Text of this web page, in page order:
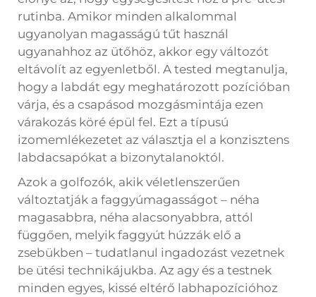
rutinba. Amikor minden alkalommal
ugyanolyan magasságú tűt használ
ugyanahhoz az ütőhöz, akkor egy változót
eltávolít az egyenletből. A tested megtanulja,
hogy a labdát egy meghatározott pozícióban
várja, és a csapásod mozgásmintája ezen
várakozás köré épül fel. Ezt a típusú
izomemlékezetet az választja el a konzisztens
labdacsapókat a bizonytalanoktól.
Azok a golfozók, akik véletlenszerűen
változtatják a faggyúmagasságot – néha
magasabbra, néha alacsonyabbra, attól
függően, melyik faggyút húzzák elő a
zsebükben – tudatlanul ingadozást vezetnek
be ütési technikájukba. Az agy és a testnek
minden egyes, kissé eltérő labhapozícióhoz